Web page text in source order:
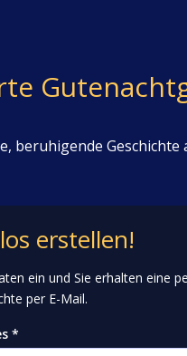
beruhigende Geschichte
erstellen!
ein und Sie erhalten eine
per E-Mail.
*